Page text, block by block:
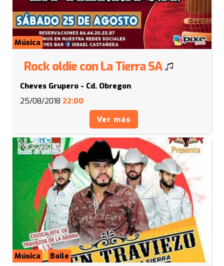
Música
Rock oldie con La Tierra SA
Cheves Grupero - Cd. Obregon
25/08/2018 22:00
Ver más
Música Baile